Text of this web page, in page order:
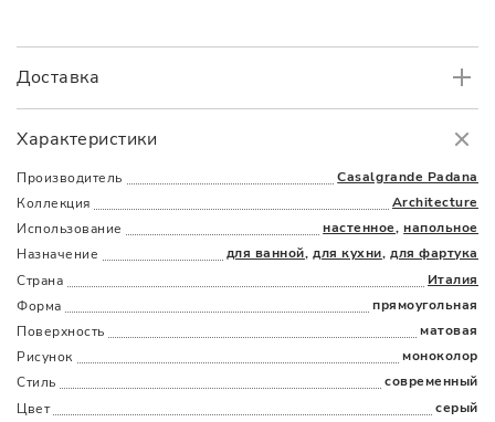
Характеристики
Производитель
Casalgrande Padana
Коллекция
Architecture
Использование
настенное,напольное
Назначение
для ванной,для кухни,для фартука
Страна
Италия
Форма
прямоугольная
Поверхность
матовая
Рисунок
моноколор
Стиль
современный
Цвет
серый
Доставка
Доставка
НаличымиКартойПо счетуДолями